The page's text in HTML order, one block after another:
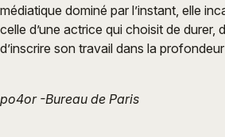
médiatique dominé par l’instant, elle
celle d’une actrice qui choisit de durer,
d’inscrire son travail dans la
po4or -Bureau de Paris